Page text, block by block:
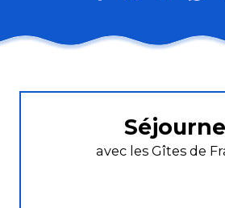
avec les Gîtes de